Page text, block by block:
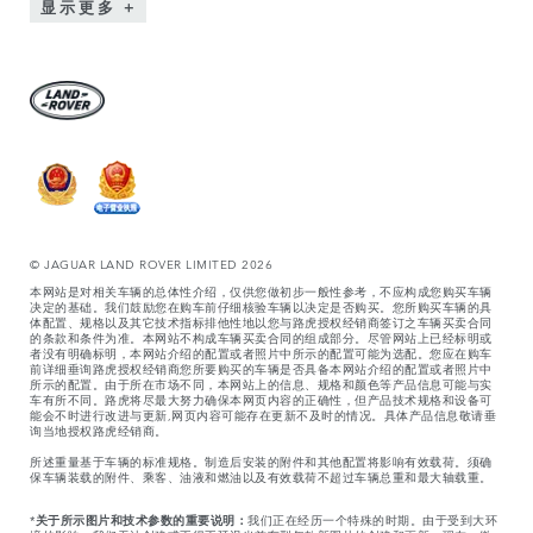
显示更多
© JAGUAR LAND ROVER LIMITED 2026
本网站是对相关车辆的总体性介绍，仅供您做初步一般性参考，不应构成您购买车辆
决定的基础。我们鼓励您在购车前仔细核验车辆以决定是否购买。您所购买车辆的具
体配置、规格以及其它技术指标排他性地以您与路虎授权经销商签订之车辆买卖合同
的条款和条件为准。本网站不构成车辆买卖合同的组成部分。尽管网站上已经标明或
者没有明确标明，本网站介绍的配置或者照片中所示的配置可能为选配。您应在购车
前详细垂询路虎授权经销商您所要购买的车辆是否具备本网站介绍的配置或者照片中
所示的配置。由于所在市场不同，本网站上的信息、规格和颜色等产品信息可能与实
车有所不同。路虎将尽最大努力确保本网页内容的正确性，但产品技术规格和设备可
能会不时进行改进与更新,网页内容可能存在更新不及时的情况。具体产品信息敬请垂
询当地授权路虎经销商。
所述重量基于车辆的标准规格。制造后安装的附件和其他配置将影响有效载荷。须确
保车辆装载的附件、乘客、油液和燃油以及有效载荷不超过车辆总重和最大轴载重。
*关于所示图片和技术参数的重要说明： 我们正在经历一个特殊的时期。由于受到大环